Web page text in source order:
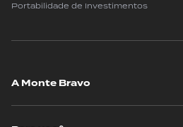
Portabilidade de Investimentos
A Monte Bravo